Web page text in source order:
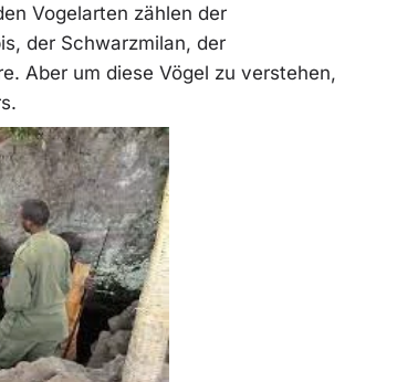
Vogelarten zählen der
der Schwarzmilan, der
Aber um diese Vögel zu verstehen,